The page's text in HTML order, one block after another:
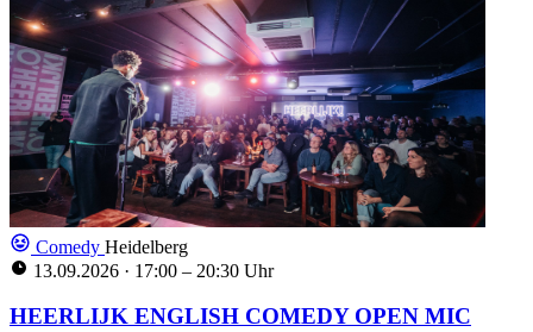
Comedy Heidelberg
13.09.2026 · 17:00 – 20:30 Uhr
HEERLIJK ENGLISH COMEDY OPEN MIC